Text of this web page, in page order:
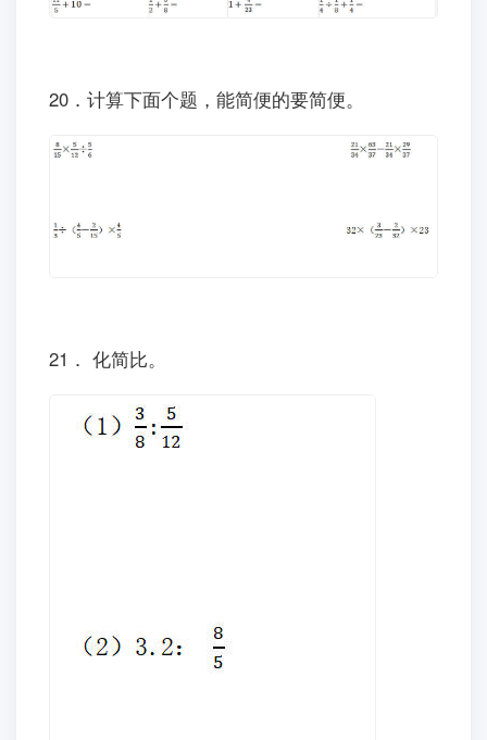
20．计算下面个题，能简便的要简便。
21． 化简比。